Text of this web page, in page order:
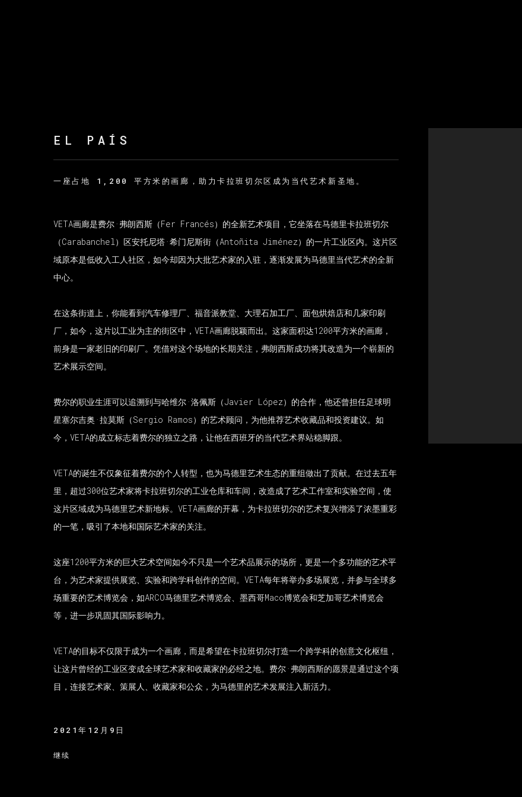
EL PAÍS
一座占地 1,200 平方米的画廊，助力卡拉班切尔区成为当代艺术新圣地。
VETA画廊是费尔·弗朗西斯（Fer Francés）的全新艺术项目，它坐落在马德里卡拉班切尔
（Carabanchel）区安托尼塔·希门尼斯街（Antoñita Jiménez）的一片工业区内。这片区
域原本是低收入工人社区，如今却因为大批艺术家的入驻，逐渐发展为马德里当代艺术的全新
中心。
在这条街道上，你能看到汽车修理厂、福音派教堂、大理石加工厂、面包烘焙店和几家印刷
厂，如今，这片以工业为主的街区中，VETA画廊脱颖而出。这家面积达1200平方米的画廊，
前身是一家老旧的印刷厂。凭借对这个场地的长期关注，弗朗西斯成功将其改造为一个崭新的
艺术展示空间。
费尔的职业生涯可以追溯到与哈维尔·洛佩斯（Javier López）的合作，他还曾担任足球明
星塞尔吉奥·拉莫斯（Sergio Ramos）的艺术顾问，为他推荐艺术收藏品和投资建议。如
今，VETA的成立标志着费尔的独立之路，让他在西班牙的当代艺术界站稳脚跟。
VETA的诞生不仅象征着费尔的个人转型，也为马德里艺术生态的重组做出了贡献。在过去五年
里，超过300位艺术家将卡拉班切尔的工业仓库和车间，改造成了艺术工作室和实验空间，使
这片区域成为马德里艺术新地标。VETA画廊的开幕，为卡拉班切尔的艺术复兴增添了浓墨重彩
的一笔，吸引了本地和国际艺术家的关注。
这座1200平方米的巨大艺术空间如今不只是一个艺术品展示的场所，更是一个多功能的艺术平
台，为艺术家提供展览、实验和跨学科创作的空间。VETA每年将举办多场展览，并参与全球多
场重要的艺术博览会，如ARCO马德里艺术博览会、墨西哥Maco博览会和芝加哥艺术博览会
等，进一步巩固其国际影响力。
VETA的目标不仅限于成为一个画廊，而是希望在卡拉班切尔打造一个跨学科的创意文化枢纽，
让这片曾经的工业区变成全球艺术家和收藏家的必经之地。费尔·弗朗西斯的愿景是通过这个项
目，连接艺术家、策展人、收藏家和公众，为马德里的艺术发展注入新活力。
2021年12月9日
继续